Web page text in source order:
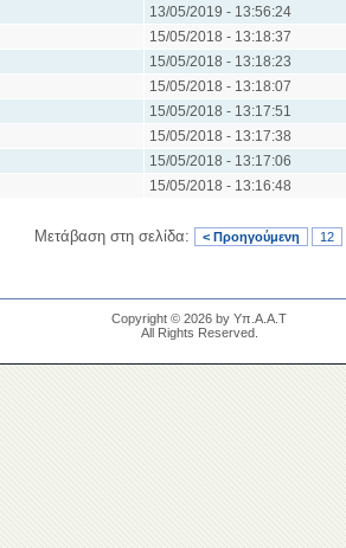
13/05/2019 - 13:56:24
15/05/2018 - 13:18:37
15/05/2018 - 13:18:23
15/05/2018 - 13:18:07
15/05/2018 - 13:17:51
15/05/2018 - 13:17:38
15/05/2018 - 13:17:06
15/05/2018 - 13:16:48
Μετάβαση στη σελίδα: < Προηγούμενη 12
Copyright © 2026 by Υπ.Α.Α.Τ
All Rights Reserved.